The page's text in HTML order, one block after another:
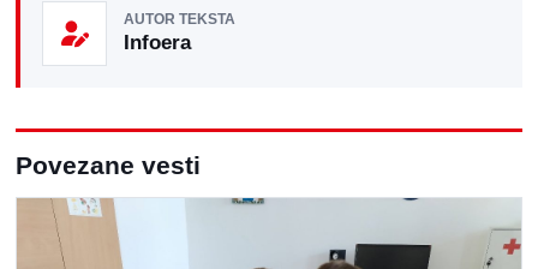
AUTOR TEKSTA
Infoera
Povezane vesti